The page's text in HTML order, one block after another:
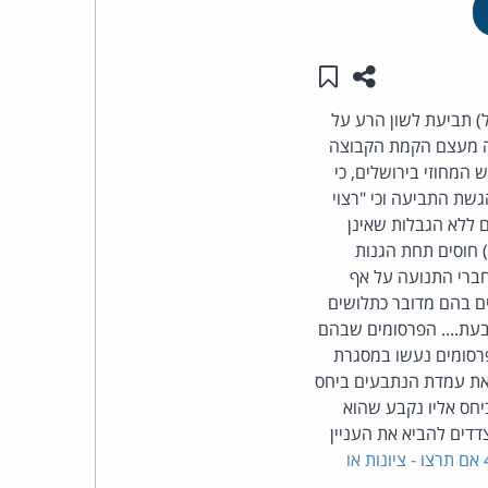
שתפו עמוד זה
שמור ב"תכנים שלי"
תביעת לשון הרע על
מעצם הקמת הקבוצה
בירושלים, כי
התביעה וכי "רצוי
ללא הגבלות שאינן
חוסים תחת הגנות
התנועה על אף
בהם מדובר כתלושים
הפרסומים שבהם
נעשו במסגרת
עמדת הנתבעים ביחס
אליו נקבע שהוא
להביא את העניין
ת"א 42868-05-10 אם תרצו - ציונות או